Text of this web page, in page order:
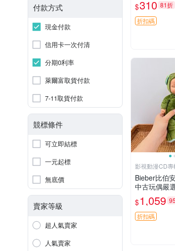
付款方式
現金付款
信用卡一次付清
分期0利率
萊爾富取貨付款
7-11取貨付款
競標條件
可立即結標
一元起標
無底價
賣家等級
超人氣賣家
人氣賣家
0%棉質 豆袋
枕、小熊
$310 81折
折扣碼
影視動漫CD專
Bieber比伯
中古玩偶嚴
度使用
古玩偶 微瑕
$1,059
折扣碼